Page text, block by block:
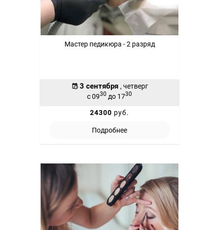
Мастер педикюра - 2 разряд
3 сентября , четверг
с 0930 до 1730
24300 руб.
Подробнее